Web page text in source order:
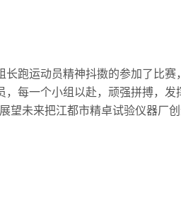
跑运动员精神抖擞的参加了比赛
每一个小组以赴，顽强拼搏，发
未来把江都市精卓试验仪器厂创